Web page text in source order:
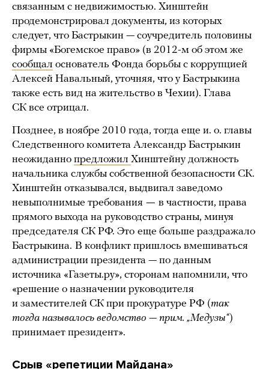
связанным с недвижимостью. Хинштейн
продемонстрировал документы, из которых
следует, что Бастрыкин — соучредитель половины
фирмы «Богемское право» (в 2012-м об этом же
сообщал основатель Фонда борьбы с коррупцией
Алексей Навальный, уточняя, что у Бастрыкина
также есть вид на жительство в Чехии). Глава
СК все отрицал.
Позднее, в ноябре 2010 года, тогда еще и. о. главы
Следственного комитета Александр Бастрыкин
неожиданно предложил Хинштейну должность
начальника службы собственной безопасности СК.
Хинштейн отказывался, выдвигал заведомо
невыполнимые требования — в частности, права
прямого выхода на руководство страны, минуя
председателя СК РФ. Это еще больше раздражало
Бастрыкина. В конфликт пришлось вмешиваться
администрации президента — по данным
источника «Газеты.ру», сторонам напомнили, что
«решение о назначении руководителя
и заместителей СК при прокуратуре РФ (так
тогда называлось ведомство — прим. „Медузы“)
принимает президент».
Срыв «репетиции Майдана»